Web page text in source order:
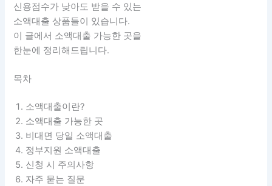
신용점수가 낮아도 받을 수 있는
소액대출 상품들이 있습니다.
이 글에서 소액대출 가능한 곳을
한눈에 정리해드립니다.
목차
소액대출이란?
소액대출 가능한 곳
비대면 당일 소액대출
정부지원 소액대출
신청 시 주의사항
자주 묻는 질문